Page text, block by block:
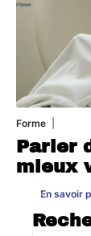
Forme
Parler
mieux
En savoir